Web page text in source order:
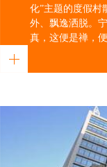
化”主题的度假村
外、飘逸洒脱。
真，这便是禅，